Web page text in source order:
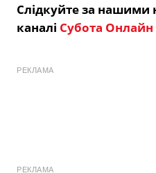
Слідкуйте за
каналі Субота Онлайн
РЕКЛАМА
РЕКЛАМА